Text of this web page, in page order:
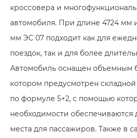
кроссовера и
автомобиля. При длине 4724 мм
мм ЭC 07 подходит как для
поездок, так и для более
Автомобиль оснащен объемным
котором предусмотрен
по формуле 5+2, с помощью
необходимости обеспечиваются
места для пассажиров. Также в